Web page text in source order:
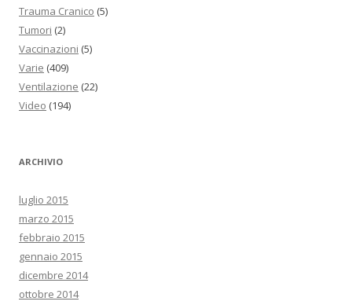
Trauma Cranico (5)
Tumori (2)
Vaccinazioni (5)
Varie (409)
Ventilazione (22)
Video (194)
ARCHIVIO
luglio 2015
marzo 2015
febbraio 2015
gennaio 2015
dicembre 2014
ottobre 2014